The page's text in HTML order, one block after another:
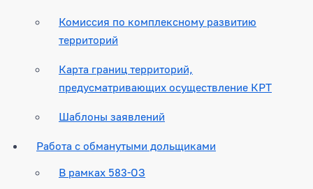
Комиссия по комплексному развитию
территорий
Карта границ территорий,
предусматривающих осуществление КРТ
Шаблоны заявлений
Работа с обманутыми дольщиками
В рамках 583-ОЗ